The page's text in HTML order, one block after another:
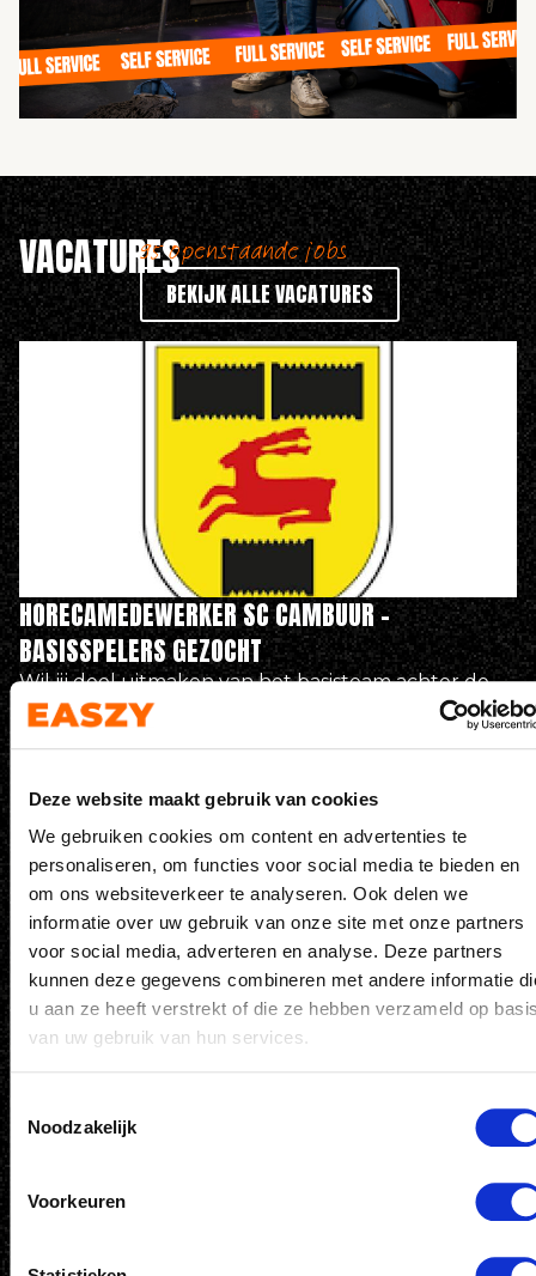
Deze website maakt gebruik van cookies
We gebruiken cookies om content en advertenties te
personaliseren, om functies voor social media te bieden en
om ons websiteverkeer te analyseren. Ook delen we
informatie over uw gebruik van onze site met onze partners
voor social media, adverteren en analyse. Deze partners
kunnen deze gegevens combineren met andere informatie
u aan ze heeft verstrekt of die ze hebben verzameld op
van uw gebruik van hun services.
Noodzakelijk
Voorkeuren
VACATURES95 openstaande jobs
BEKIJK ALLE VACATURES
HORECAMEDEWERKER SC CAMBUUR –
BASISSPELERS GEZOCHT
Wil jij deel uitmaken van het basisteam achter de
bar in het…
BASISSPELERS GEZOCHT.
bar in het…